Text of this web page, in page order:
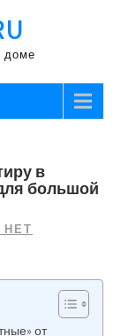
доме
в
большой
от